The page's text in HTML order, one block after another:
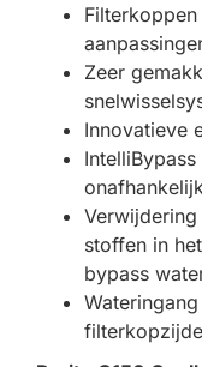
Zeer
Innovatieve
stoffen in
bypass